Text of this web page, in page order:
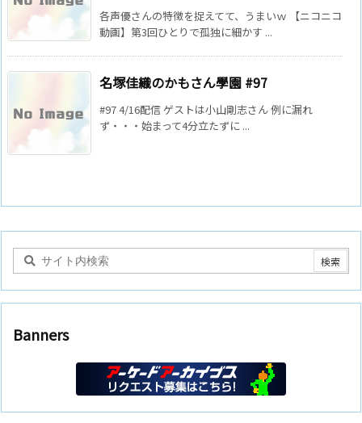
各声優さんの特徴を捉えてて、うまいｗ 【ニコニコ
動画】第3回ひとりで孤独に細かす ...
名塚佳織のかもさん學園 #97
#97 4/16配信 ゲストは小山剛志さん 例に漏れ
ず・・・始まって4分立たずに ...
Banners